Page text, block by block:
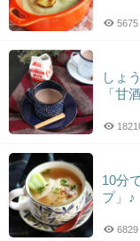
5675
しょ
「甘
10分
プ」♪
6829